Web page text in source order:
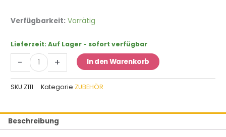
Verfügbarkeit: Vorrätig
Lieferzeit: Auf Lager - sofort verfügbar
-
Unterlegplane
x
6
Meter
weiß
+ In den Warenkorb
SKU Z111 Kategorie ZUBEHÖR
Beschreibung